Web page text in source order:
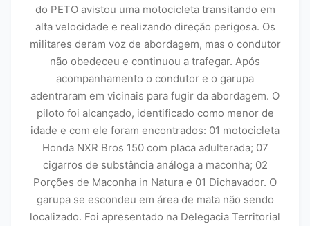
do PETO avistou uma motocicleta transitando em
alta velocidade e realizando direção perigosa. Os
militares deram voz de abordagem, mas o condutor
não obedeceu e continuou a trafegar. Após
acompanhamento o condutor e o garupa
adentraram em vicinais para fugir da abordagem. O
piloto foi alcançado, identificado como menor de
idade e com ele foram encontrados: 01 motocicleta
Honda NXR Bros 150 com placa adulterada; 07
cigarros de substância análoga a maconha; 02
Porções de Maconha in Natura e 01 Dichavador. O
garupa se escondeu em área de mata não sendo
localizado. Foi apresentado na Delegacia Territorial